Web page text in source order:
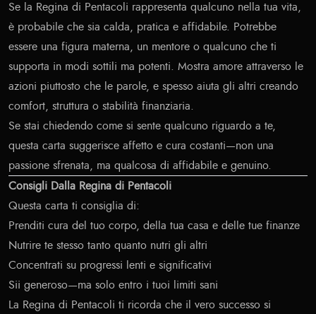
Se la Regina di Pentacoli rappresenta qualcuno nella tua vita,
è probabile che sia calda, pratica e affidabile. Potrebbe
essere una figura materna, un mentore o qualcuno che ti
supporta in modi sottili ma potenti. Mostra amore attraverso le
azioni piuttosto che le parole, e spesso aiuta gli altri creando
comfort, struttura o stabilità finanziaria.
Se stai chiedendo come si sente qualcuno riguardo a te,
questa carta suggerisce affetto e cura costanti—non una
passione sfrenata, ma qualcosa di affidabile e genuino.
Consigli Dalla Regina di Pentacoli
Questa carta ti consiglia di:
Prenditi cura del tuo corpo, della tua casa e delle tue finanze
Nutrire te stesso tanto quanto nutri gli altri
Concentrati su progressi lenti e significativi
Sii generoso—ma solo entro i tuoi limiti sani
La Regina di Pentacoli ti ricorda che il vero successo si